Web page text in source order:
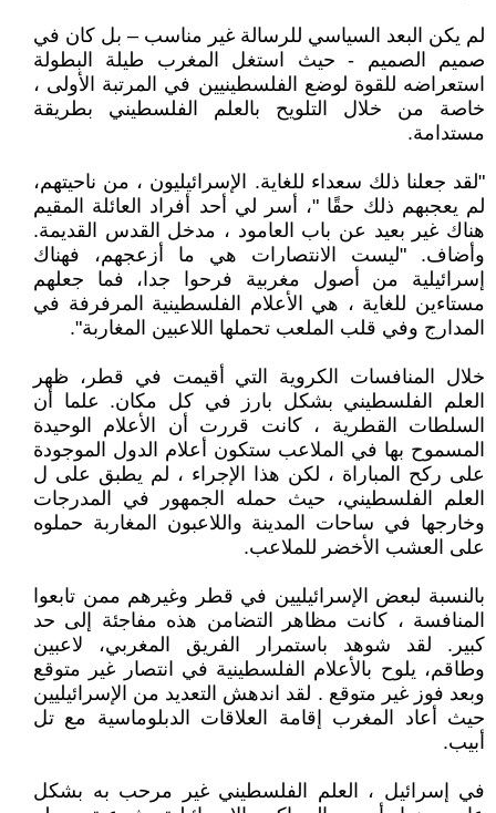
لم يكن البعد السياسي للرسالة غير مناسب – بل كان في
صميم الصميم - حيث استغل المغرب طيلة البطولة
استعراضه للقوة لوضع الفلسطينيين في المرتبة الأولى ،
خاصة من خلال التلويح بالعلم الفلسطيني بطريقة
مستدامة.
"لقد جعلنا ذلك سعداء للغاية. الإسرائيليون ، من ناحيتهم،
لم يعجبهم ذلك حقًا "، أسر لي أحد أفراد العائلة المقيم
هناك غير بعيد عن باب العامود ، مدخل القدس القديمة.
وأضاف. "ليست الانتصارات هي ما أزعجهم، فهناك
إسرائيلية من أصول مغربية فرحوا جدا، فما جعلهم
مستاءين للغاية ، هي الأعلام الفلسطينية المرفرفة في
المدارج وفي قلب الملعب تحملها اللاعبين المغاربة".
خلال المنافسات الكروية التي أقيمت في قطر، ظهر
العلم الفلسطيني بشكل بارز في كل مكان. علما أن
السلطات القطرية ، كانت قررت أن الأعلام الوحيدة
المسموح بها في الملاعب ستكون أعلام الدول الموجودة
على ركح المباراة ، لكن هذا الإجراء ، لم يطبق على ل
العلم الفلسطيني، حيث حمله الجمهور في المدرجات
وخارجها في ساحات المدينة واللاعبون المغاربة حملوه
على العشب الأخضر للملاعب.
بالنسبة لبعض الإسرائيليين في قطر وغيرهم ممن تابعوا
المنافسة ، كانت مظاهر التضامن هذه مفاجئة إلى حد
كبير. لقد شوهد باستمرار الفريق المغربي، لاعبين
وطاقم، يلوح بالأعلام الفلسطينية في انتصار غير متوقع
وبعد فوز غير متوقع . لقد اندهش التعديد من الإسرائيليين
حيث أعاد المغرب إقامة العلاقات الدبلوماسية مع تل
أبيب.
في إسرائيل ، العلم الفلسطيني غير مرحب به بشكل